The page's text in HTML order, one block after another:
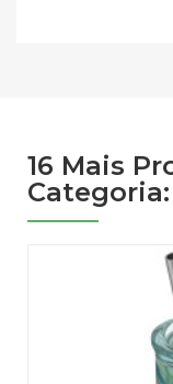
16 Mais
Categoria: